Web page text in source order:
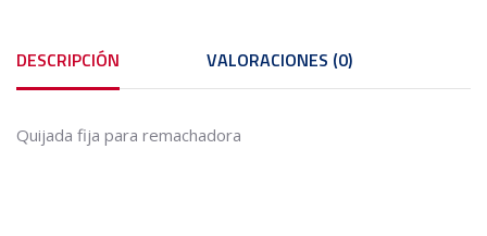
DESCRIPCIÓN VALORACIONES (0)
Quijada fija para remachadora